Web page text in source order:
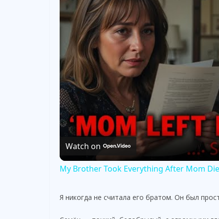
Watch on
My Brother Took Everything After Mom
Я никогда не считала его братом. Он был